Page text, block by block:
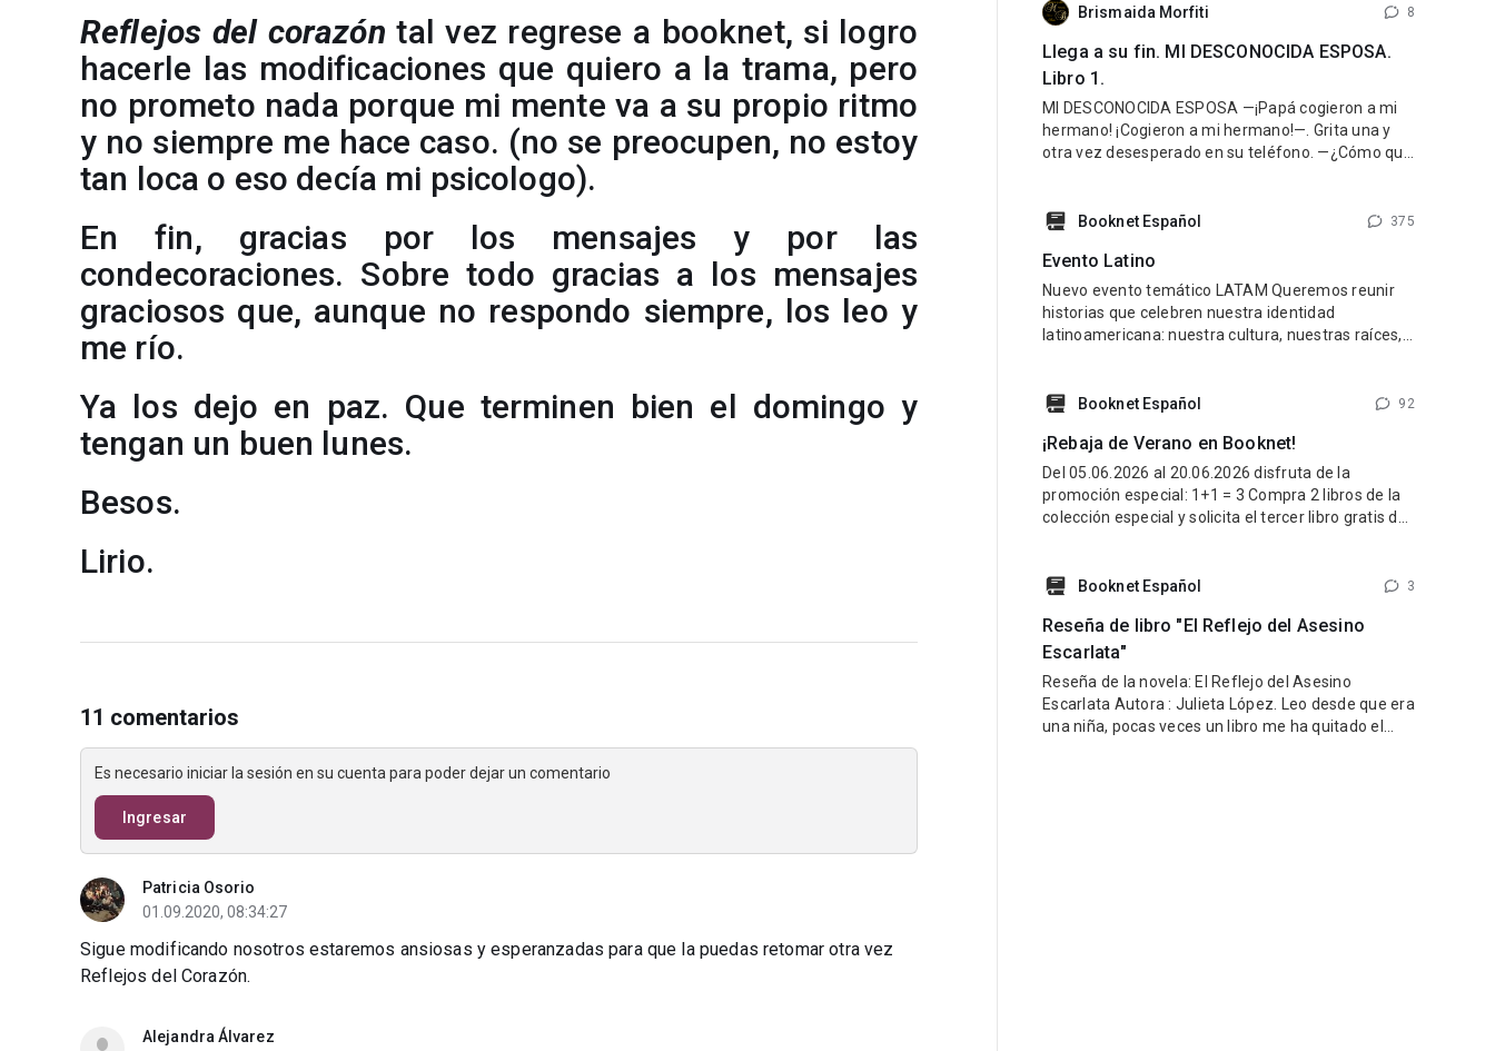
Reflejos del corazón tal vez regrese a booknet, si logro
hacerle las modificaciones que quiero a la trama, pero
no prometo nada porque mi mente va a su propio ritmo
y no siempre me hace caso. (no se preocupen, no estoy
tan loca o eso decía mi psicologo).
En fin, gracias por los mensajes y por las
condecoraciones. Sobre todo gracias a los mensajes
graciosos que, aunque no respondo siempre, los leo y
me río.
Ya los dejo en paz. Que terminen bien el domingo y
tengan un buen lunes.
Besos.
Lirio.
11 comentarios
Es necesario iniciar la sesión en su cuenta para poder dejar un comentario
Ingresar
Patricia Osorio
01.09.2020, 08:34:27
Sigue modificando nosotros estaremos ansiosas y esperanzadas para que la puedas retomar otra vez
Reflejos del Corazón.
Alejandra Álvarez
de esa colección. Escribe al Soporte Técnico y
Brismaida Morfiti 8
Llega a su fin. MI DESCONOCIDA ESPOSA.
Libro 1.
MI DESCONOCIDA ESPOSA —¡Papá cogieron a mi
hermano! ¡Cogieron a mi hermano!—. Grita una y
otra vez desesperado en su teléfono. —¿Cómo que
fue la que nos hizo
Booknet Español 375
Evento Latino
Nuevo evento temático LATAM Queremos reunir
historias que celebren nuestra identidad
latinoamericana: nuestra cultura, nuestras raíces,
latino y una esencia que refleje lo mejor de nuestra
de cualquier género: romance, fantasía,
Booknet Español 92
¡Rebaja de Verano en Booknet!
Del 05.06.2026 al 20.06.2026 disfruta de la
promoción especial: 1+1 = 3 Compra 2 libros de la
colección especial y solicita el tercer libro gratis de
https://booknet.com/es/collections/view?
colección. Escribe
Booknet Español 3
Reseña de libro "El Reflejo del Asesino
Escarlata"
Reseña de la novela: El Reflejo del Asesino
Escarlata Autora : Julieta López. Leo desde que era
una niña, pocas veces un libro me ha quitado el